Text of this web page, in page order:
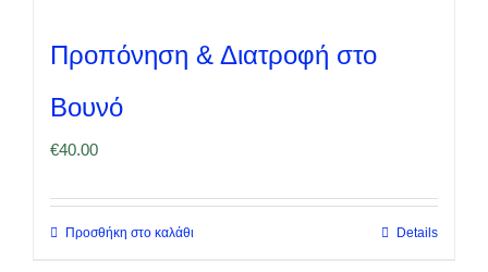
σελίδα
του
Προπόνηση & Διατροφή στο
Βουνό
€40.00
Προσθήκη στο καλάθι Details